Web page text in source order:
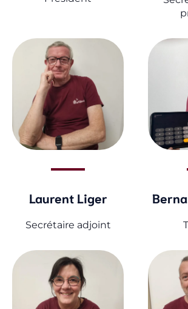
Laurent Liger
Secrétaire adjoint